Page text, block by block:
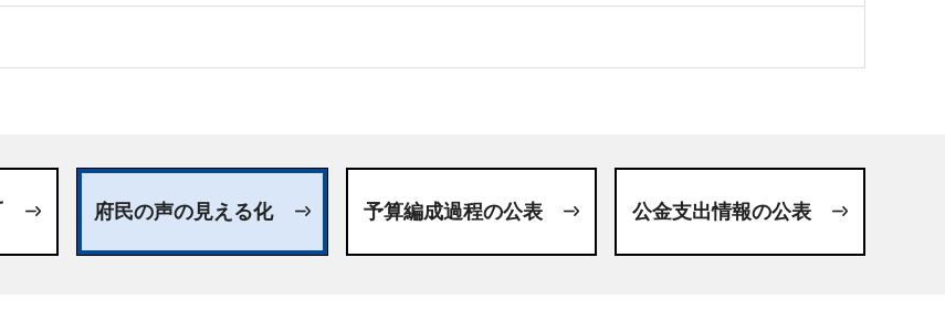
府民の声の見える化 予算編成過程の公表 公金支出情報の公表